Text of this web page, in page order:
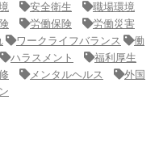
安全衛生
職場環境
労働保険
労働災害
ワークライフバランス
働
ハラスメント
福利厚生
メンタルヘルス
外国